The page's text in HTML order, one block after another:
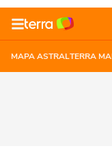
MAPA ASTRALTERRA